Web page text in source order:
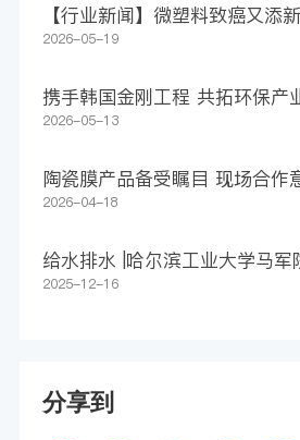
【行业新闻】微塑料致癌又添
体到助长肿瘤，仅4步
2026-05-19
携手韩国金刚工程 共拓环保
技集团签署1500万美元意向合
2026-05-13
陶瓷膜产品备受瞩目 现场合
环境亮相第27届上海环博会
2026-04-18
给水排水 |哈尔滨工业大学马军
组WR：净化还是污染？追踪膜
2025-12-16
分享到